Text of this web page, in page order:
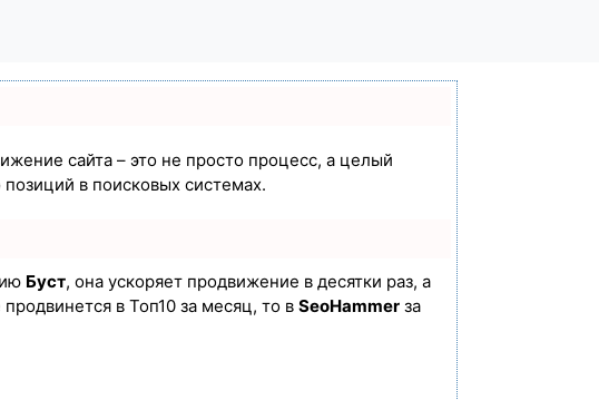
сайта – это не просто процесс, а целый
в поисковых системах.
Буст, она ускоряет продвижение в десятки раз, а
в Топ10 за месяц, то в SeoHammer за